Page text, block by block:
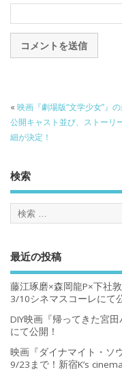
« 映画『劇場版“文学少女”』
公開キャスト並び、ストーリ
細が決定！
検索
最近の投稿
藤江琢磨×森岡龍P×下社敦
3/10シネマスコーレにて
DIY映画『帰ってきた宮
にて公開！
映画『ダイナマイト・ソ
9/23まで！新宿K’s